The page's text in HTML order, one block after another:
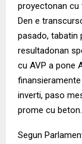
proyectonan cu
Den e
pasado, tabatin
resultadonan
cu AVP a pone
inverti, paso
prome cu beton.
Segun